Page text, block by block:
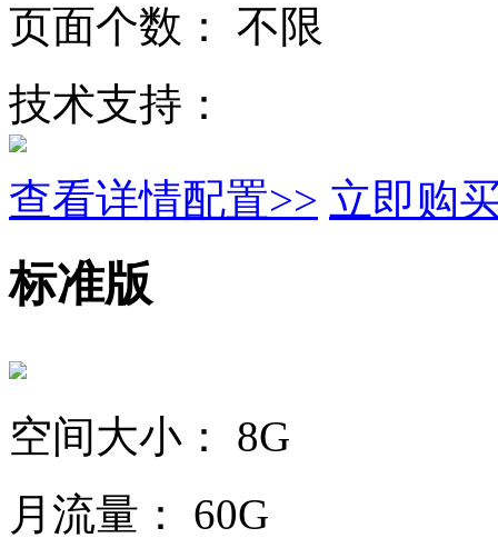
页面个数：
不限
技术支持：
查看详情配置>> 立即购
标准版
空间大小：
8G
月流量：
60G